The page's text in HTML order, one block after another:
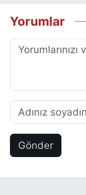
Yorumlar
Gönder